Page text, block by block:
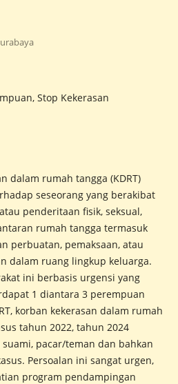
Stop Kekerasan
dalam rumah tangga (KDRT)
seseorang yang berakibat
penderitaan fisik, seksual,
rumah tangga termasuk
perbuatan, pemaksaan, atau
dalam ruang lingkup keluarga.
ini berbasis urgensi yang
1 diantara 3 perempuan
korban kekerasan dalam rumah
tahun 2022, tahun 2024
pacar/teman dan bahkan
Persoalan ini sangat urgen,
program pendampingan